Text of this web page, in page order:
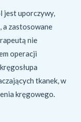
jest uporczywy,
a zastosowane
nie
operacji
tkanek, w
kręgowego.